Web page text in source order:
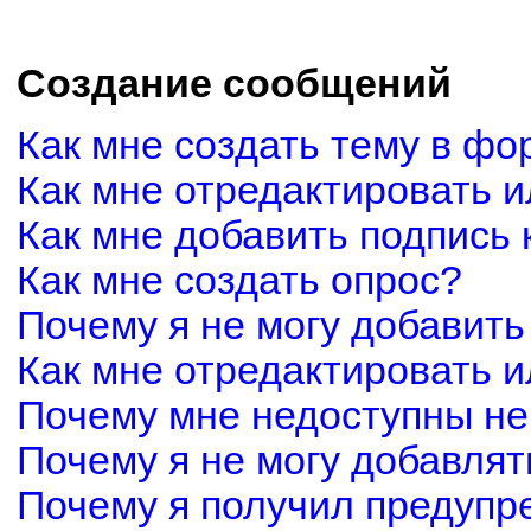
Создание сообщений
Как мне создать тему в
Как мне отредактировать
Как мне добавить
Как мне создать опрос?
Почему я не могу
Как мне отредактировать
Почему мне недоступны
Почему я не могу
Почему я получил